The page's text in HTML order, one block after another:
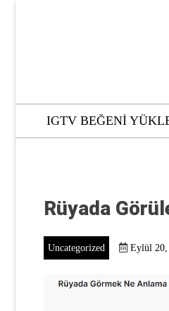
IGTV BEĞENI
Rüyada
Uncategorized Eylül 20,